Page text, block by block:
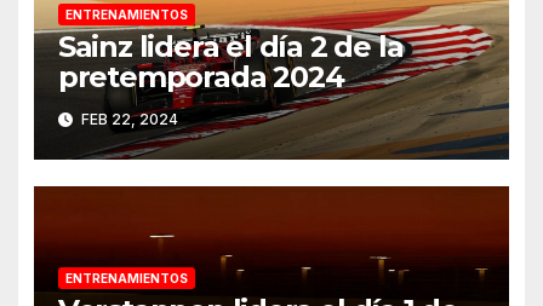
ENTRENAMIENTOS
Sainz lidera el día 2 de la
pretemporada 2024
FEB 22, 2024
ENTRENAMIENTOS